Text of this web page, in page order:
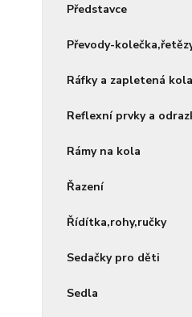
Představce
Převody-
Ráfky a zapletená kola
Reflexní prvky a
Rámy na kola
Řazení
Řídítka,rohy,ručky
Sedačky pro děti
Sedla